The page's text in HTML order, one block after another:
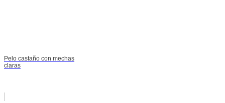
Pelo castaño con mechas
claras